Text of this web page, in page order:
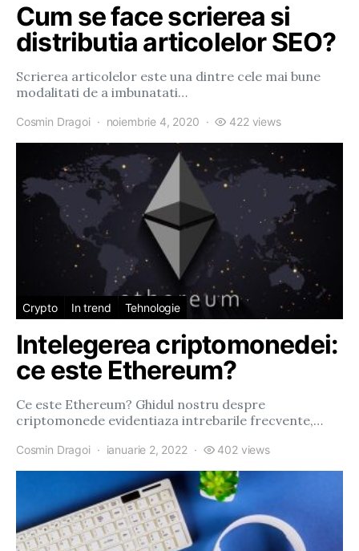
Cum se face scrierea si
distributia articolelor SEO?
Scrierea articolelor este una dintre cele mai bune
modalitati de a imbunatati…
Cosmin Dragoi noiembrie 4, 2020 422 views
Crypto In trend Tehnologie
Intelegerea criptomonedei:
ce este Ethereum?
Ce este Ethereum? Ghidul nostru despre
criptomonede evidentiaza intrebarile frecvente,…
Cosmin Dragoi ianuarie 2, 2022 402 views